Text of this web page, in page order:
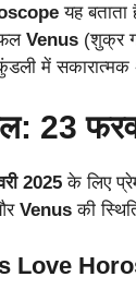
यह
Venus (शुक्र
में सकारात्मक
23
2025 के लिए
Venus की
Love